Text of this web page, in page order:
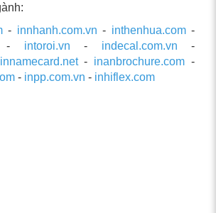
- innhanh.com.vn - inthenhua.com-
intoroi.vn - indecal.com.vn -
innamecard.net- inanbrochure.com -
- inpp.com.vn - inhiflex.com